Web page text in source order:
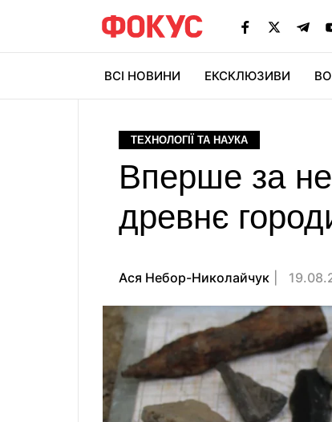
ВСІ НОВИНИ ЕКСКЛЮЗИВИ
ТЕХНОЛОГІЇ ТА НАУКА
Вперше за
древнє
Ася Небор-Николайчук